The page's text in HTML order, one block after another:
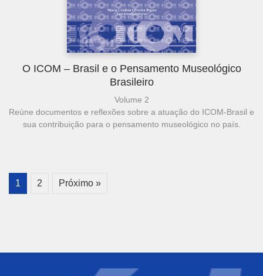
O ICOM – Brasil e o Pensamento Museológico
Brasileiro
Volume 2
Reúne documentos e reflexões sobre a atuação do ICOM-Brasil e
sua contribuição para o pensamento museológico no país.
1 2 Próximo »